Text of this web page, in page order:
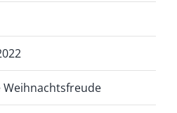
Weihnachtsfreude